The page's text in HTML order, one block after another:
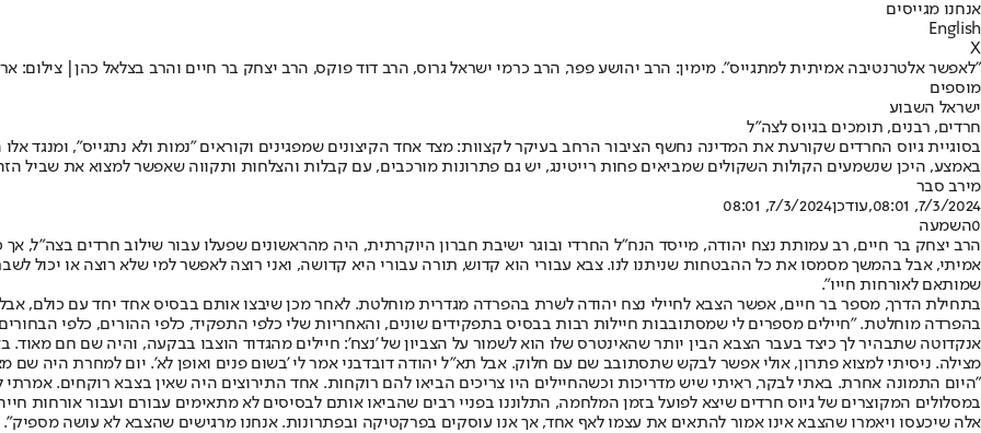
אנחנו מגייסים
English
X
"לאפשר אלטרנטיבה אמיתית למתגייס". מימין: הרב יהושע פפר, הרב כרמי ישראל גרוס, הרב דוד פוקס, הרב יצחק בר חיים והרב בצלאל כהן| צילום:
מוספים
ישראל השבוע
חרדים, רבנים, תומכים בגיוס לצה"ל
בסוגיית גיוס החרדים שקורעת את המדינה נחשף הציבור הרחב בעיקר לקצוות: מצד אחד הקיצונים שמפגינים וקוראים "נמות ולא נתגייס", ומנגד
באמצע, היכן שנשמעים הקולות השקולים שמביאים פחות רייטינג, יש גם פתרונות מורכבים, עם קבלות והצלחות ותקווה שאפשר למצוא את שביל
מירב סבר
7/3/2024, 08:01
,עודכן7/3/2024, 08:01
0השמעה
הרב יצחק בר חיים, רב עמותת נצח יהודה, מייסד הנח"ל החרדי ובוגר ישיבת חברון היוקרתית, היה מהראשונים שפעלו עבור שילוב חרדים בצה"ל,
אמיתי, אבל בהמשך מסמסו את כל ההבטחות שניתנו לנו. צבא עבורי הוא קדוש, תורה עבורי היא קדושה, ואני רוצה לאפשר למי שלא רוצה או יכול
שמותאם לאורחות חייו".
בתחילת הדרך, מספר בר חיים, אפשר הצבא לחיילי נצח יהודה לשרת בהפרדה מגדרית מוחלטת. לאחר מכן שיבצו אותם בבסיס אחד יחד עם כולם,
בהפרדה מוחלטת. "חיילים מספרים לי שמסתובבות חיילות רבות בבסיס בתפקידים שונים, והאחריות שלי כלפי התפקיד, כלפי ההורים, כלפי
אנקדוטה שתבהיר לך כיצד בעבר הצבא הבין יותר שהאינטרס שלו הוא לשמור על הצביון של 'נצח': חיילים מהגדוד הוצבו בבקעה, והיה שם חם
מצילה. ניסיתי למצוא פתרון, אולי אפשר לבקש שתסתובב שם עם חלוק. אבל תא"ל יהודה דובדבני אמר לי 'בשום פנים ואופן לא'. יום למחרת היה שם
"היום התמונה אחרת. באתי לבקר, ראיתי שיש מדריכות וכשהחיילים היו צריכים הביאו להם רוקחות. אחד התירוצים היה שאין בצבא רוקחים.
במסלולים המקוצרים של גיוס חרדים שיצא לפועל בזמן המלחמה, התלוננו בפניי רבים שהביאו אותם לבסיסים לא מתאימים עבורם ועבור אורחות
אלה שיכעסו ויאמרו שהצבא אינו אמור להתאים את עצמו לאף אחד, אך אנו עוסקים בפרקטיקה ובפתרונות. אנחנו מרגישים שהצבא לא עושה מספיק".